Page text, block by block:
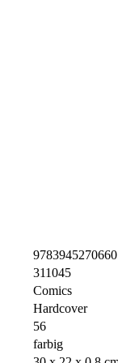
9783945270660
311045
Comics
Hardcover
56
farbig